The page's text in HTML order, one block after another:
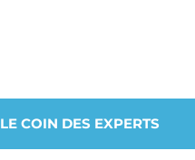
LE COIN DES EXPERTS